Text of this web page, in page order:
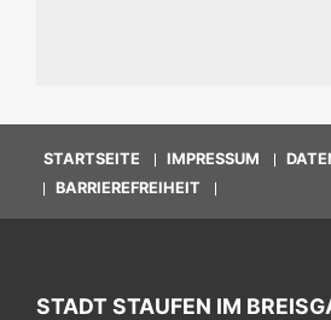
STARTSEITE IMPRESSUM
BARRIEREFREIHEIT
STADT STAUFEN IM